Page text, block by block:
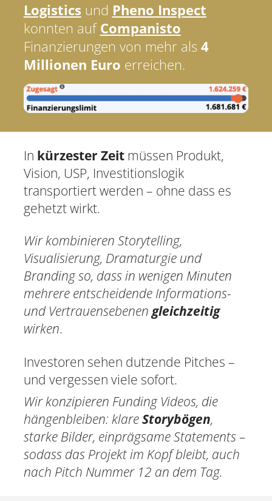
Logistics und Pheno Inspect
konnten auf Companisto
Finanzierungen von mehr als 4
Millionen Euro erreichen.
In kürzester Zeitmüssen Produkt,
Vision, USP, Investitionslogik
transportiert werden – ohne dass es
gehetzt wirkt.
Wir kombinieren Storytelling,
Visualisierung, Dramaturgie und
Branding so, dass in wenigen Minuten
mehrere entscheidende Informations-
und Vertrauensebenen gleichzeitig
wirken.
Investoren sehen dutzende Pitches –
und vergessen viele sofort.
Wir konzipieren Funding Videos, die
hängenbleiben: klareStorybögen,
starke Bilder, einprägsame Statements –
sodass das Projekt im Kopf bleibt, auch
nach Pitch Nummer 12 an dem Tag.